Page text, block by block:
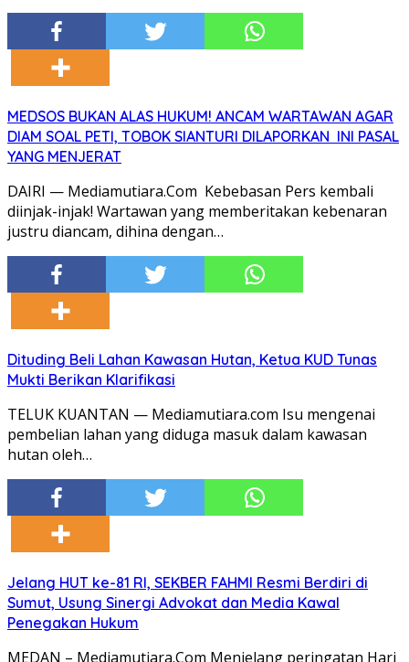
MEDSOS BUKAN ALAS HUKUM! ANCAM WARTAWAN AGAR
DIAM SOAL PETI, TOBOK SIANTURI DILAPORKAN INI PASAL
YANG MENJERAT
DAIRI — Mediamutiara.Com Kebebasan Pers kembali
diinjak-injak! Wartawan yang memberitakan kebenaran
justru diancam, dihina dengan…
Dituding Beli Lahan Kawasan Hutan, Ketua KUD Tunas
Mukti Berikan Klarifikasi
TELUK KUANTAN — Mediamutiara.com Isu mengenai
pembelian lahan yang diduga masuk dalam kawasan
hutan oleh…
Jelang HUT ke-81 RI, SEKBER FAHMI Resmi Berdiri di
Sumut, Usung Sinergi Advokat dan Media Kawal
Penegakan Hukum
MEDAN – Mediamutiara.Com Menjelang peringatan Hari